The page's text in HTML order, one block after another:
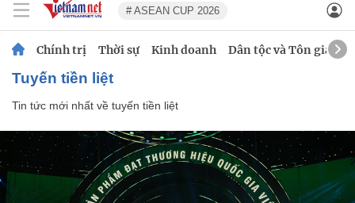
# ASEAN CUP 2026
Chính trị Thời sự Kinh doanh Dân tộc và Tôn giáo
tuyến tiền liệt
Tin tức mới nhất về tuyến tiền liệt